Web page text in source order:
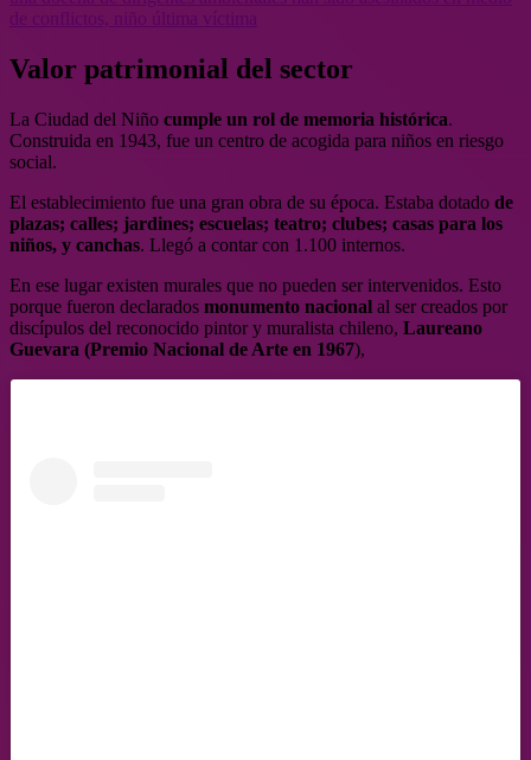
Valor patrimonial del sector
La Ciudad del Niño cumple un rol de memoria histórica.
Construida en 1943, fue un centro de acogida para niños en riesgo
social.
El establecimiento fue una gran obra de su época. Estaba dotado de
plazas; calles; jardines; escuelas; teatro; clubes; casas para los
niños, y canchas. Llegó a contar con 1.100 internos.
En ese lugar existen murales que no pueden ser intervenidos. Esto
porque fueron declarados monumento nacional al ser creados por
discípulos del reconocido pintor y muralista chileno, Laureano
Guevara (Premio Nacional de Arte en 1967),